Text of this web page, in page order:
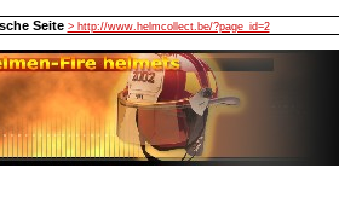
Seite > http://www.helmcollect.be/?page_id=2